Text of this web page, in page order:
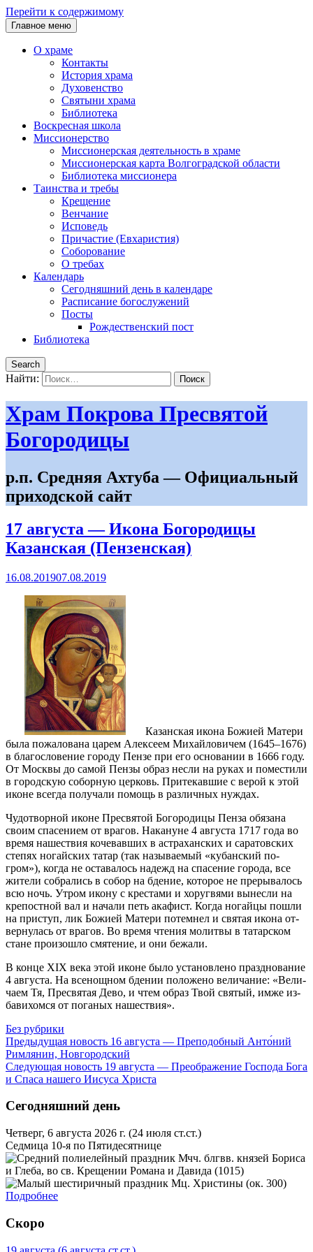
Перейти к содержимому
Главное меню
О храме
Контакты
История храма
Духовенство
Святыни храма
Библиотека
Воскресная школа
Миссионерство
Миссионерская деятельность в храме
Миссионерская карта Волгоградской области
Библиотека миссионера
Таинства и требы
Крещение
Венчание
Исповедь
Причастие (Евхаристия)
Соборование
О требах
Календарь
Сегодняшний день в календаре
Расписание богослужений
Посты
Рождественский пост
Библиотека
Search
Найти:
Храм Покрова Пресвятой
Богородицы
р.п. Средняя Ахтуба — Официальный
приходской сайт
17 августа — Икона Богородицы
Казанская (Пензенская)
16.08.201907.08.2019
Ка­зан­ская ико­на Бо­жи­ей Ма­те­ри
бы­ла по­жа­ло­ва­на ца­рем Алек­се­ем Ми­хай­ло­ви­чем (1645–1676)
в бла­го­сло­ве­ние го­ро­ду Пен­зе при его ос­но­ва­нии в 1666 го­ду.
От Моск­вы до са­мой Пен­зы об­раз нес­ли на ру­ках и по­ме­сти­ли
в го­род­скую со­бор­ную цер­ковь. При­те­кав­шие с ве­рой к этой
иконе все­гда по­лу­ча­ли по­мощь в раз­лич­ных нуж­дах.
Чу­до­твор­ной иконе Пре­свя­той Бо­го­ро­ди­цы Пен­за обя­за­на
сво­им спа­се­ни­ем от вра­гов. На­ка­нуне 4 ав­гу­ста 1717 го­да во
вре­мя на­ше­ствия ко­че­вав­ших в аст­ра­хан­ских и са­ра­тов­ских
сте­пях но­гай­ских та­тар (так на­зы­ва­е­мый «ку­бан­ский по­
гром»), ко­гда не оста­ва­лось на­дежд на спа­се­ние го­ро­да, все
жи­те­ли со­бра­лись в со­бор на бде­ние, ко­то­рое не пре­ры­ва­лось
всю ночь. Утром ико­ну с кре­ста­ми и хо­руг­вя­ми вы­нес­ли на
кре­пост­ной вал и на­ча­ли петь ака­фист. Ко­гда но­гай­цы по­шли
на при­ступ, лик Бо­жи­ей Ма­те­ри по­тем­нел и свя­тая ико­на от­
вер­ну­лась от вра­гов. Во вре­мя чте­ния мо­лит­вы в та­тар­ском
стане про­изо­шло смя­те­ние, и они бе­жа­ли.
В кон­це ХIХ ве­ка этой иконе бы­ло уста­нов­ле­но празд­но­ва­ние
4 ав­гу­ста. На все­нощ­ном бде­нии по­ло­же­но ве­ли­ча­ние: «Ве­ли­
ча­ем Тя, Пре­свя­тая Де­во, и чтем об­раз Твой свя­тый, им­же из­
ба­ви­хом­ся от по­га­ных на­ше­ствия».
Без рубрики
Предыдущая новость 16 августа — Преподобный Анто́ний
Римлянин, Новгородский
Следующая новость 19 августа — Преображение Господа Бога
и Спаса нашего Иисуса Христа
Сегодняшний день
Четверг, 6 августа 2026 г. (24 июля ст.ст.)
Седмица 10-я по Пятидесятнице
Мчч. блгвв. князей Бориса
и Глеба, во св. Крещении Романа и Давида (1015)
Мц. Христины (ок. 300)
Подробнее
Скоро